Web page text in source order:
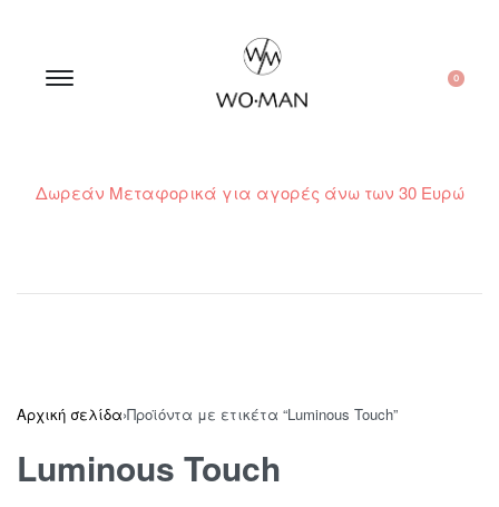
0
Δωρεάν Μεταφορικά για αγορές άνω των 30 Ευρώ
Αρχική σελίδα›Προϊόντα με ετικέτα “Luminous Touch”
Luminous Touch